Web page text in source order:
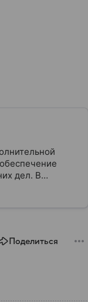
дел. В
как
Поделиться